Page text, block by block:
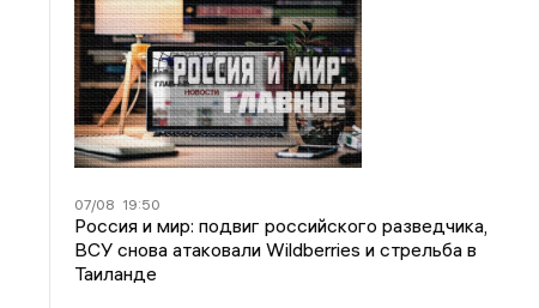
07/08 19:50
Россия и мир: подвиг российского разведчика,
ВСУ снова атаковали Wildberries и стрельба в
Таиланде